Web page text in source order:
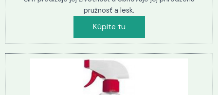
pružnosť a lesk.
Kúpite tu